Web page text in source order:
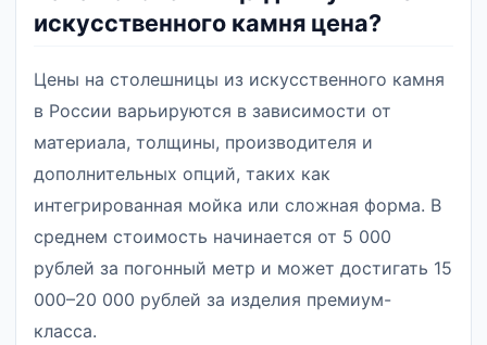
искусственного камня цена?
Цены на столешницы из искусственного камня
в России варьируются в зависимости от
материала, толщины, производителя и
дополнительных опций, таких как
интегрированная мойка или сложная форма. В
среднем стоимость начинается от 5 000
рублей за погонный метр и может достигать 15
000–20 000 рублей за изделия премиум-
класса.